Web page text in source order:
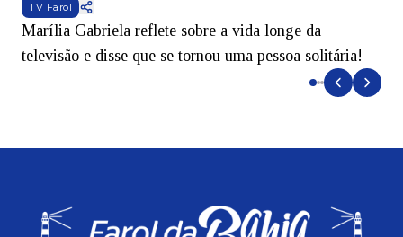
TV Farol
Marília Gabriela reflete sobre a vida longe da
televisão e disse que se tornou uma pessoa solitária!